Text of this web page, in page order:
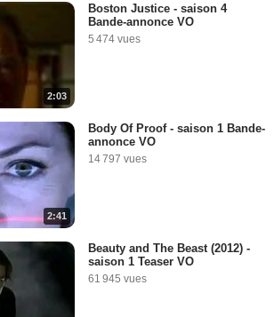
2:03
Boston Justice - saison 4
Bande-annonce VO
5 474 vues
2:41
Body Of Proof - saison 1 Bande-
annonce VO
14 797 vues
Beauty and The Beast (2012) -
saison 1 Teaser VO
61 945 vues